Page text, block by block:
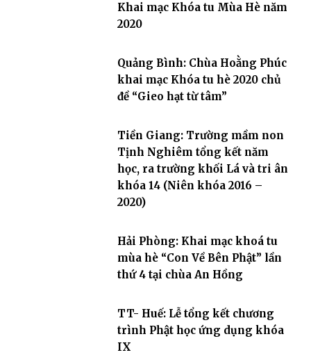
Khai mạc Khóa tu Mùa Hè năm
2020
Quảng Bình: Chùa Hoằng Phúc
khai mạc Khóa tu hè 2020 chủ
đề “Gieo hạt từ tâm”
Tiền Giang: Trường mầm non
Tịnh Nghiêm tổng kết năm
học, ra trường khối Lá và tri ân
khóa 14 (Niên khóa 2016 –
2020)
Hải Phòng: Khai mạc khoá tu
mùa hè “Con Về Bên Phật” lần
thứ 4 tại chùa An Hồng
TT- Huế: Lễ tổng kết chương
trình Phật học ứng dụng khóa
IX